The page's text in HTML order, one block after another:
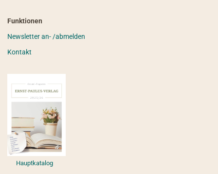
Funktionen
Newsletter an- /abmelden
Kontakt
Hauptkatalog